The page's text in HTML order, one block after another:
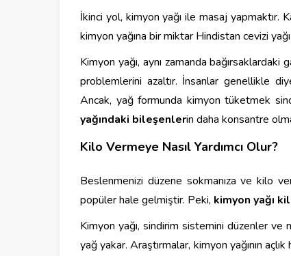
İkinci yol, kimyon yağı ile masaj yapmaktır.
kimyon yağına bir miktar Hindistan cevizi
Kimyon yağı, aynı zamanda bağırsaklardaki
problemlerini azaltır. İnsanlar genellikle
Ancak, yağ formunda kimyon tüketmek
yağındaki bileşenlerin daha konsantre
Kilo Vermeye Nasıl Yardımcı Olur?
Beslenmenizi düzene sokmanıza ve kilo
popüler hale gelmiştir. Peki, kimyon yağı
Kimyon yağı, sindirim sistemini düzenler ve
yağ yakar. Araştırmalar, kimyon yağının